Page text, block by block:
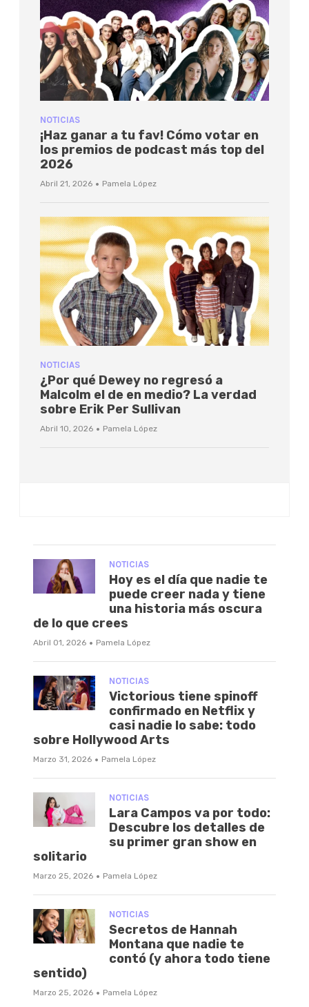
NOTICIAS
¡Haz ganar a tu fav! Cómo votar en
los premios de podcast más top del
2026
Abril 21, 2026 · Pamela López
NOTICIAS
¿Por qué Dewey no regresó a
Malcolm el de en medio? La verdad
sobre Erik Per Sullivan
Abril 10, 2026 · Pamela López
NOTICIAS
Hoy es el día que nadie te
puede creer nada y tiene
una historia más oscura
de lo que crees
Abril 01, 2026 · Pamela López
NOTICIAS
Victorious tiene spinoff
confirmado en Netflix y
casi nadie lo sabe: todo
sobre Hollywood Arts
Marzo 31, 2026 · Pamela López
NOTICIAS
Lara Campos va por todo:
Descubre los detalles de
su primer gran show en
solitario
Marzo 25, 2026 · Pamela López
NOTICIAS
Secretos de Hannah
Montana que nadie te
contó (y ahora todo tiene
sentido)
Marzo 25, 2026 · Pamela López